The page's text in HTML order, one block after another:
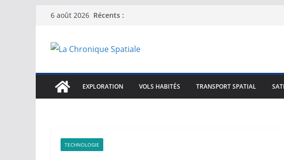
Passer6 août 2026 Récents :
EXPLORATION VOLS HABITÉS TRANSPORT SPATIAL
TECHNOLOGIE